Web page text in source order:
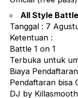
All Style Battle
Tanggal : 7
Ketentuan :
Battle 1 on 1
Terbuka untuk
Biaya
Pendaftaran bisa
DJ by Killasmooth